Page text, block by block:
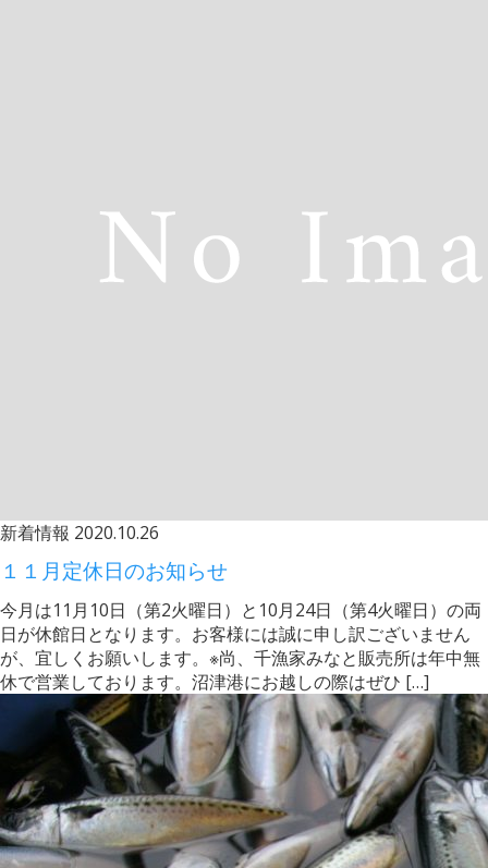
新着情報 2020.10.26
１１月定休日のお知らせ
今月は11月10日（第2火曜日）と10月24日（第4火曜日）の両
日が休館日となります。お客様には誠に申し訳ございません
が、宜しくお願いします。※尚、千漁家みなと販売所は年中無
休で営業しております。沼津港にお越しの際はぜひ […]